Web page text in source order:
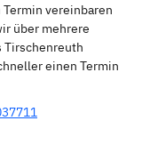
vereinbaren
über mehrere
Tirschenreuth
einen Termin